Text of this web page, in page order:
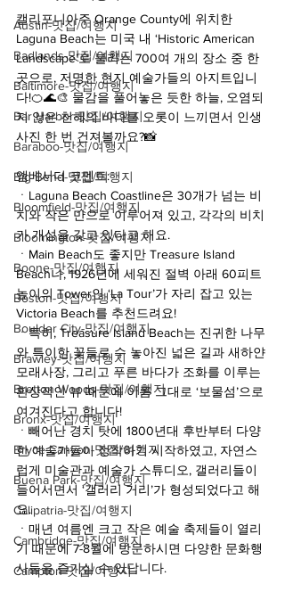
Austin-맛집/여행지
Badlands-맛집/여행지
Baltimore-맛집/여행지
Bar Harbor-맛집/여행지
Baraboo-맛집/여행지
Big Bend-맛집/여행지
Bloomfield-맛집/여행지
Bloomington-맛집/여행지
Boone-맛집/여행지
Boston-맛집/여행지
Boulder City-맛집/여행지
Brawley-맛집/여행지
Bretton Woods-맛집/여행지
Bronx-맛집/여행지
Bryce Canyon-맛집/여행지
Buena Park-맛집/여행지
Calipatria-맛집/여행지
Cambridge-맛집/여행지
Campton-맛집/여행지
캘리포니아주 Orange County에 위치한
Laguna Beach는 미국 내 ‘Historic American
Landscape’로 불리는 700여 개의 장소 중 한
곳으로, 저명한 현지 예술가들의 아지트입니
다!🍊🌊🎨 물감을 풀어놓은 듯한 하늘, 오염되
지 않은 천혜의 바다를 오롯이 느끼면서 인생
사진 한 번 건져볼까요?📸
앰베서더 코멘트:
ㆍLaguna Beach Coastline은 30개가 넘는 비
치와 작은 만으로 이루어져 있고, 각각의 비치
가 개성을 갖고 있다고 해요.
ㆍMain Beach도 좋지만 Treasure Island
Beach나, 1926년에 세워진 절벽 아래 60피트
높이의 Tower인 ‘La Tour’가 자리 잡고 있는
Victoria Beach를 추천드려요!
ㆍ특히, Treasure Island Beach는 진귀한 나무
와 특이한 꽃들로 수 놓아진 넓은 길과 새하얀
모래사장, 그리고 푸른 바다가 조화를 이루는
환상적인 뷰 때문에 이름 그대로 ‘보물섬’으로
여겨진다고 합니다!
ㆍ빼어난 경치 탓에 1800년대 후반부터 다양
한 예술가들이 정착하기 시작하였고, 자연스
럽게 미술관과 예술가 스튜디오, 갤러리들이
들어서면서 ‘갤러리 거리’가 형성되었다고 해
요.
ㆍ매년 여름엔 크고 작은 예술 축제들이 열리
기 때문에 7-8월에 방문하시면 다양한 문화행
사들을 즐기실 수 있답니다.